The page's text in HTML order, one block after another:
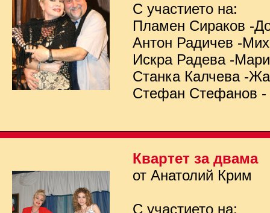
С участието на:
Пламен Сираков -
Антон Радичев -
Искра Радева -
Станка Калчева -
Стефан Стефанов
Квартет за двама
от Анатолий Крим
С участието на: